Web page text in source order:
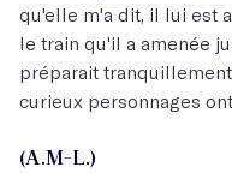
qu'elle m'a dit, il lui est
le train qu'il a amenée
préparait
curieux personnages
(A.M-L.)